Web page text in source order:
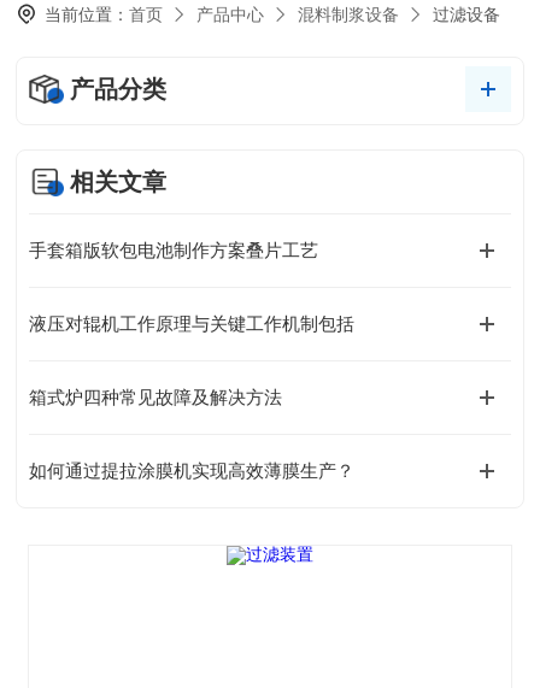
当前位置：首页 产品中心 混料制浆设备 过滤设备
产品分类
相关文章
手套箱版软包电池制作方案叠片工艺
液压对辊机工作原理与关键工作机制包括
箱式炉四种常见故障及解决方法
如何通过提拉涂膜机实现高效薄膜生产？